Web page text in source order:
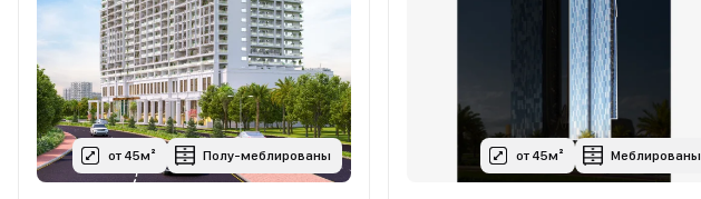
от 45м² Полу-меблированы от 45м² Меблированы